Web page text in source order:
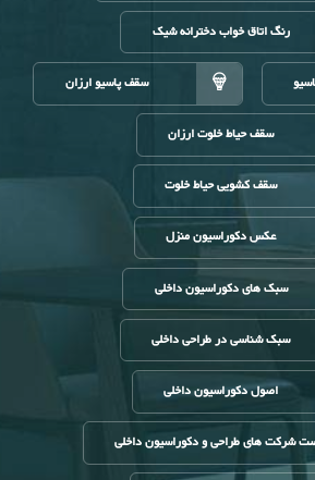
رنگ اتاق خواب دخترانه شیک
سقف پاسیو ارزان
سقف حیاط خلوت ارزان
سقف کشویی حیاط خلوت
عکس دکوراسیون منزل
سبک های دکوراسیون داخلی
سبک شناسی در طراحی داخلی
اصول دکوراسیون داخلی
شرکت های طراحی و دکوراسیون داخلی